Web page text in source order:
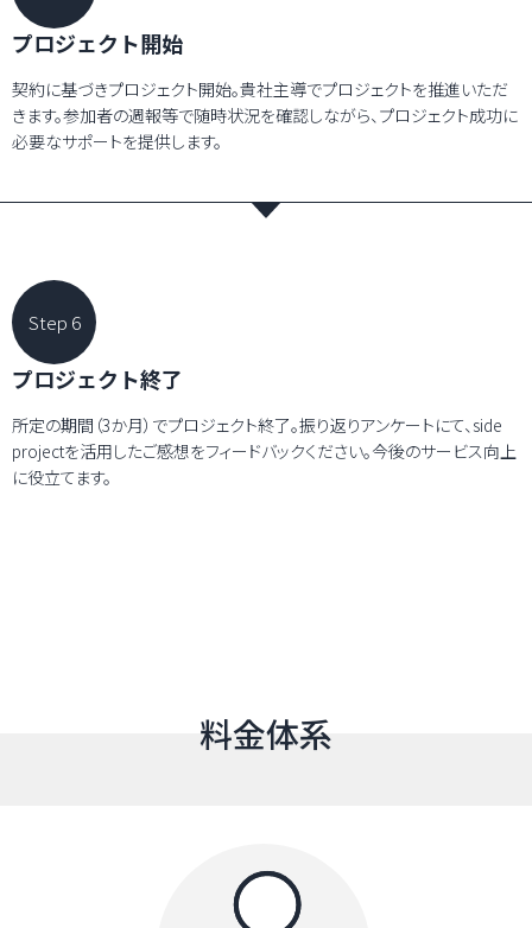
プロジェクト開始
契約に基づきプロジェクト開始。貴社主導でプロジェクトを推進いただ
きます。参加者の週報等で随時状況を確認しながら、プロジェクト成功に
必要なサポートを提供します。
Step 6
プロジェクト終了
所定の期間（3か月）でプロジェクト終了。振り返りアンケートにて、side
projectを活用したご感想をフィードバックください。今後のサービス向上
に役立てます。
料金体系